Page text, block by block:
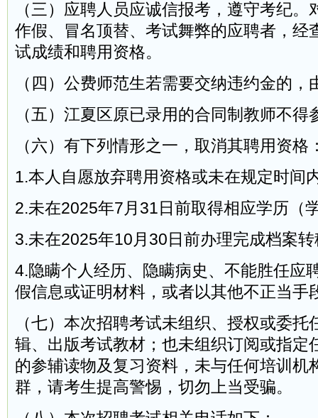
（三）应聘人员应诚信报考，遵守考纪
作假、冒名顶替、考试舞弊的应聘者，经
试成绩和聘用资格。
（四）公费师范生若需要交纳违约金的
（五）江夏区原已录用的合同制教师不
（六）有下列情形之一，取消其聘用资格
1.本人自愿放弃聘用资格或未在规定时间
2.未在2025年7月31日前取得相应学历（
3.未在2025年10月30日前办理完成档案
4.隐瞒个人经历、隐瞒病史、不能胜任应
假信息或证明材料，或者以其他不正当手
（七）本次招聘考试未组织、授权或委托
辑、出版考试教材；也未组织订阅或指定
的参辅读物及复习资料，未与任何培训机
群，请考生提高警惕，切勿上当受骗。